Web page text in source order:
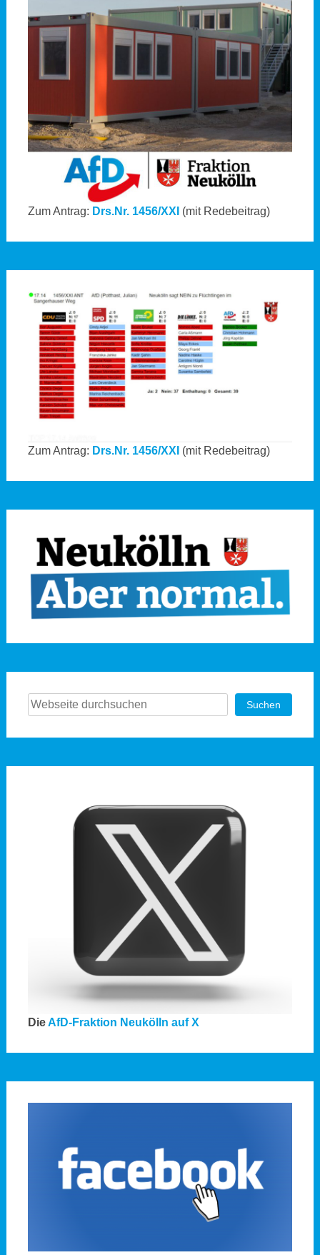
Zum Antrag: Drs.Nr. 1456/XXI (mit Redebeitrag)
Zum Antrag: Drs.Nr. 1456/XXI (mit Redebeitrag)
Suchen Suchen
DieAfD-Fraktion Neukölln auf X